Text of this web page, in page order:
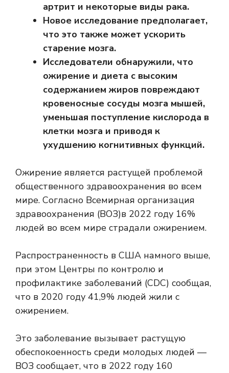
артрит и некоторые виды рака.
Новое исследование предполагает,
что это также может ускорить
старение мозга.
Исследователи обнаружили, что
ожирение и диета с высоким
содержанием жиров повреждают
кровеносные сосуды мозга мышей,
уменьшая поступление кислорода в
клетки мозга и приводя к
ухудшению когнитивных функций.
Ожирение является растущей проблемой
общественного здравоохранения во всем
мире. Согласно Всемирная организация
здравоохранения (ВОЗ)в 2022 году 16%
людей во всем мире страдали ожирением.
Распространенность в США намного выше,
при этом Центры по контролю и
профилактике заболеваний (CDC) сообщая,
что в 2020 году 41,9% людей жили с
ожирением.
Это заболевание вызывает растущую
обеспокоенность среди молодых людей —
ВОЗ сообщает, что в 2022 году 160